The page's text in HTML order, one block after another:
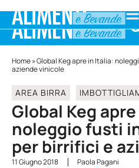
Home»Global Keg apre in Italia:
aziende vinicole
AREA BIRRA
Global Keg
noleggio fusti
per birrifici e
11 Giugno 2018
Paola Pagani